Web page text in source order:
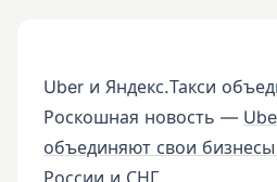
Uber и Яндекс.Такси
Роскошная новость —
объединяют свои бизнесы
России и СНГ.